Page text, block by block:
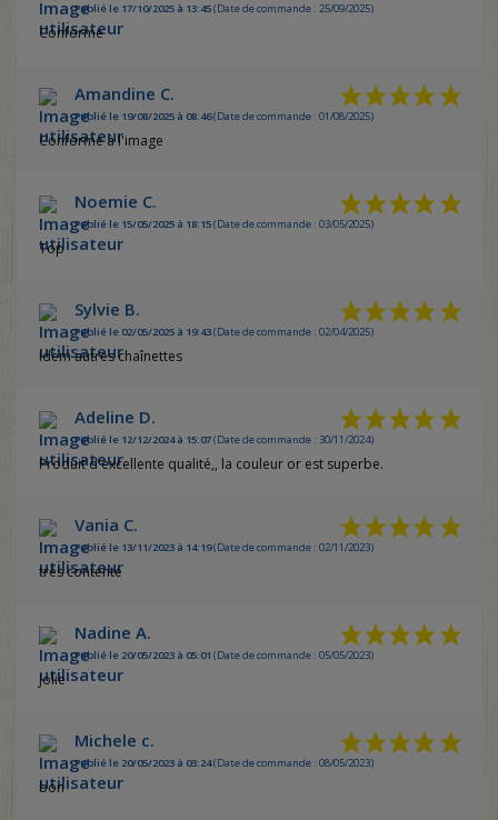
Publié le 17/10/2025 à 13:45(Date de commande : 25/09/2025)
Conforme
Amandine C.
Publié le 19/08/2025 à 08:46(Date de commande : 01/08/2025)
Conforme à l'image
Noemie C.
Publié le 15/05/2025 à 18:15(Date de commande : 03/05/2025)
Top
Sylvie B.
Publié le 02/05/2025 à 19:43(Date de commande : 02/04/2025)
Idem autres chaînettes
Adeline D.
Publié le 12/12/2024 à 15:07(Date de commande : 30/11/2024)
Produit d'excellente qualité,, la couleur or est superbe.
Vania C.
Publié le 13/11/2023 à 14:19(Date de commande : 02/11/2023)
très contente
Nadine A.
Publié le 20/05/2023 à 05:01 (Date de commande : 05/05/2023)
Jolie
Michele c.
Publié le 20/05/2023 à 03:24(Date de commande : 08/05/2023)
bon